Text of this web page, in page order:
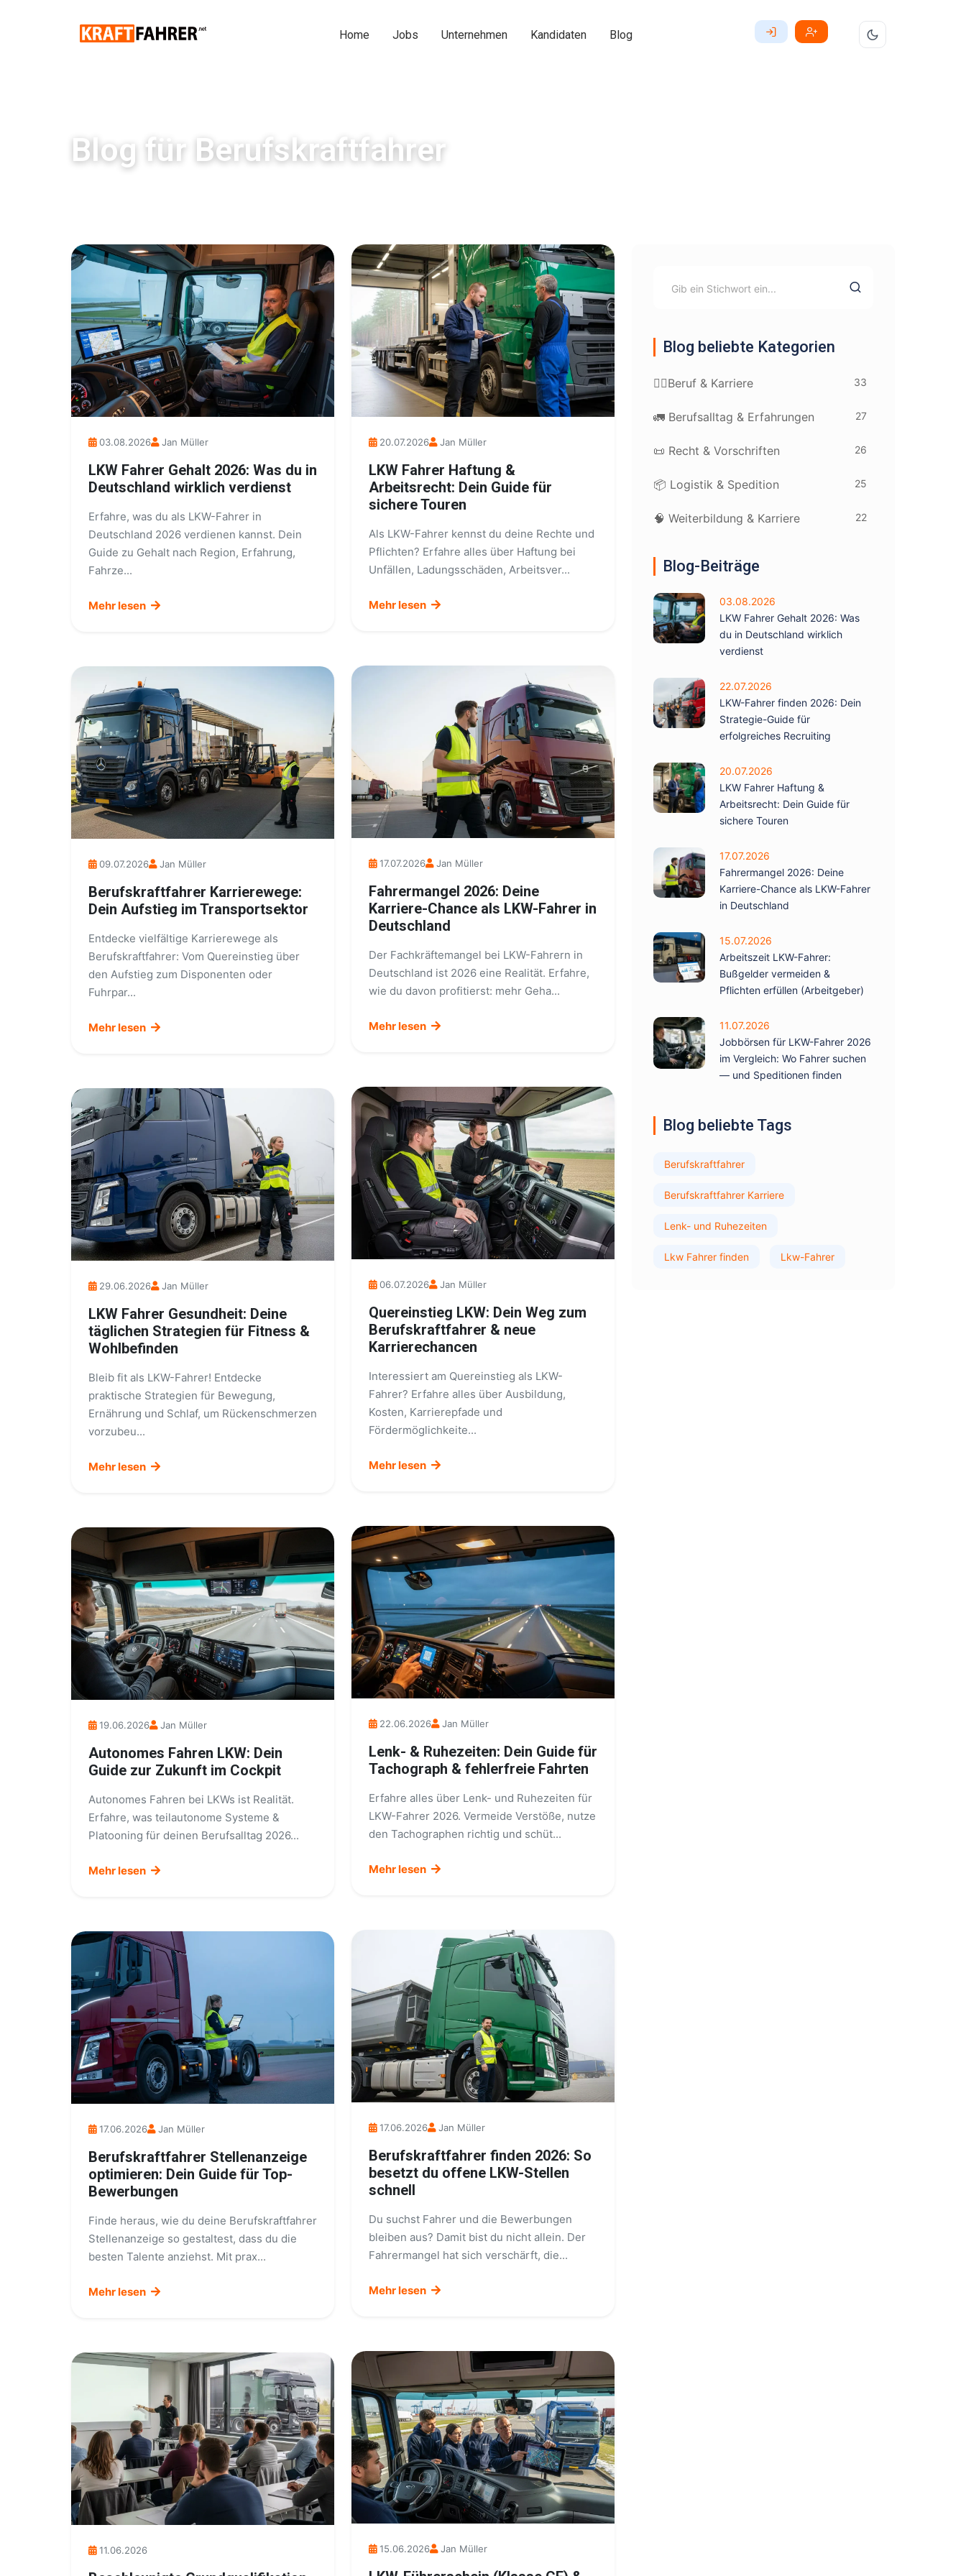
Home Jobs Unternehmen Kandidaten Blog
Blog für Berufskraftfahrer
03.08.2026 Jan Müller
LKW Fahrer Gehalt 2026: Was du in
Deutschland wirklich verdienst
Erfahre, was du als LKW-Fahrer in
Deutschland 2026 verdienen kannst. Dein
Guide zu Gehalt nach Region, Erfahrung,
Fahrze...
Mehr lesen
20.07.2026 Jan Müller
LKW Fahrer Haftung &
Arbeitsrecht: Dein Guide für
sichere Touren
Als LKW-Fahrer kennst du deine Rechte und
Pflichten? Erfahre alles über Haftung bei
Unfällen, Ladungsschäden, Arbeitsver...
Mehr lesen
17.07.2026 Jan Müller
Fahrermangel 2026: Deine
Karriere-Chance als LKW-Fahrer in
Deutschland
Der Fachkräftemangel bei LKW-Fahrern in
Deutschland ist 2026 eine Realität. Erfahre,
wie du davon profitierst: mehr Geha...
Mehr lesen
09.07.2026 Jan Müller
Berufskraftfahrer Karrierewege:
Dein Aufstieg im Transportsektor
Entdecke vielfältige Karrierewege als
Berufskraftfahrer: Vom Quereinstieg über
den Aufstieg zum Disponenten oder
Fuhrpar...
Mehr lesen
06.07.2026 Jan Müller
Quereinstieg LKW: Dein Weg zum
Berufskraftfahrer & neue
Karrierechancen
Interessiert am Quereinstieg als LKW-
Fahrer? Erfahre alles über Ausbildung,
Kosten, Karrierepfade und
Fördermöglichkeite...
Mehr lesen
29.06.2026 Jan Müller
LKW Fahrer Gesundheit: Deine
täglichen Strategien für Fitness &
Wohlbefinden
Bleib fit als LKW-Fahrer! Entdecke
praktische Strategien für Bewegung,
Ernährung und Schlaf, um Rückenschmerzen
vorzubeu...
Mehr lesen
22.06.2026 Jan Müller
Lenk- & Ruhezeiten: Dein Guide für
Tachograph & fehlerfreie Fahrten
Erfahre alles über Lenk- und Ruhezeiten für
LKW-Fahrer 2026. Vermeide Verstöße, nutze
den Tachographen richtig und schüt...
Mehr lesen
19.06.2026 Jan Müller
Autonomes Fahren LKW: Dein
Guide zur Zukunft im Cockpit
Autonomes Fahren bei LKWs ist Realität.
Erfahre, was teilautonome Systeme &
Platooning für deinen Berufsalltag 2026...
Mehr lesen
17.06.2026 Jan Müller
Berufskraftfahrer finden 2026: So
besetzt du offene LKW-Stellen
schnell
Du suchst Fahrer und die Bewerbungen
bleiben aus? Damit bist du nicht allein. Der
Fahrermangel hat sich verschärft, die...
Mehr lesen
17.06.2026 Jan Müller
Berufskraftfahrer Stellenanzeige
optimieren: Dein Guide für Top-
Bewerbungen
Finde heraus, wie du deine Berufskraftfahrer
Stellenanzeige so gestaltest, dass du die
besten Talente anziehst. Mit prax...
Mehr lesen
15.06.2026 Jan Müller
11.06.2026
Blog beliebte Kategorien
👷‍♂️Beruf & Karriere 33
🚛 Berufsalltag & Erfahrungen 27
📜 Recht & Vorschriften 26
📦 Logistik & Spedition 25
🧠 Weiterbildung & Karriere 22
Blog-Beiträge
03.08.2026
LKW Fahrer Gehalt 2026: Was
du in Deutschland wirklich
verdienst
22.07.2026
LKW-Fahrer finden 2026: Dein
Strategie-Guide für
erfolgreiches Recruiting
20.07.2026
LKW Fahrer Haftung &
Arbeitsrecht: Dein Guide für
sichere Touren
17.07.2026
Fahrermangel 2026: Deine
Karriere-Chance als LKW-Fahrer
in Deutschland
15.07.2026
Arbeitszeit LKW-Fahrer:
Bußgelder vermeiden &
Pflichten erfüllen (Arbeitgeber)
11.07.2026
Jobbörsen für LKW-Fahrer 2026
im Vergleich: Wo Fahrer suchen
— und Speditionen finden
Blog beliebte Tags
Berufskraftfahrer
Berufskraftfahrer Karriere
Lenk- und Ruhezeiten
Lkw Fahrer finden Lkw-Fahrer